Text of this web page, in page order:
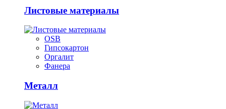
Листовые материалы
OSB
Гипсокартон
Оргалит
Фанера
Металл